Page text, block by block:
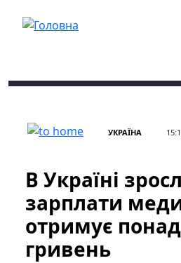
УКРАЇНА
В Україні
зарплати
отримує
гривень